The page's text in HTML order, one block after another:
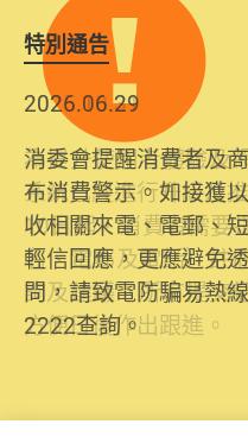
特別通告
2026.06.29
消委會提醒消費者及
布消費警示。如接獲
收相關來電、電郵、
輕信回應，更應避免
問，請致電防騙易熱
2222查詢。
2025.10.31
為提升使用者體驗及
系統已經進行升級及
10日起，消費者需要
名、電郵及電話）註
詢及建議。所有提交
方便日後作出跟進。